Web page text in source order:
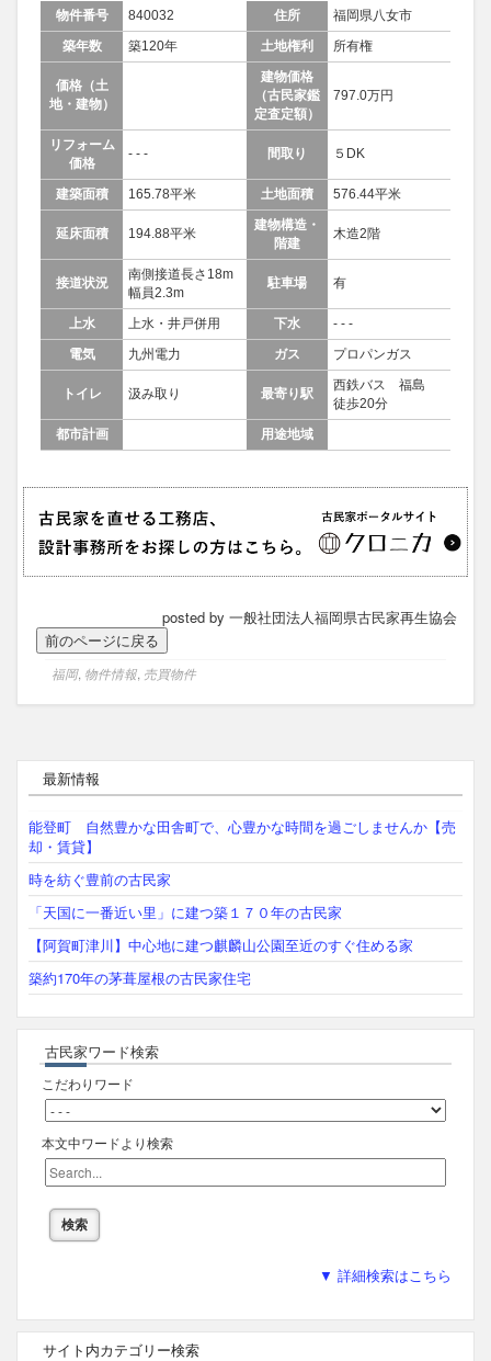
物件番号 840032 住所
福岡県八女市
築年数
築120年 土地権利 所有権
価格（土
地・建物）
建物価格
（古民家鑑
定査定額）
797.0万円
リフォーム
価格
- - - 間取り ５DK
建築面積 165.78平米 土地面積 576.44平米
延床面積 194.88平米
建物構造・
階建
木造2階
接道状況
南側接道長さ18m
幅員2.3m
駐車場 有
上水 上水・井戸併用 下水
- - -
電気
九州電力 ガス プロパンガス
トイレ 汲み取り 最寄り駅
西鉄バス 福島
徒歩20分
都市計画
用途地域
posted by 一般社団法人福岡県古民家再生協会
福岡, 物件情報, 売買物件
最新情報
能登町 自然豊かな田舎町で、心豊かな時間を過ごしませんか【売
却・賃貸】
時を紡ぐ豊前の古民家
「天国に一番近い里」に建つ築１７０年の古民家
【阿賀町津川】中心地に建つ麒麟山公園至近のすぐ住める家
築約170年の茅葺屋根の古民家住宅
古民家ワード検索
こだわりワード
本文中ワードより検索
▼ 詳細検索はこちら
サイト内カテゴリー検索